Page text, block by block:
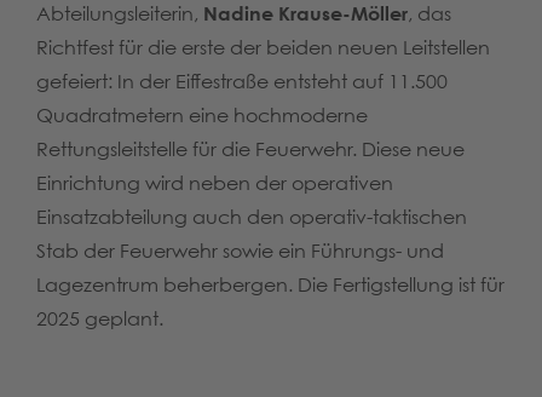
Abteilungsleiterin, Nadine Krause-Möller, das
Richtfest für die erste der beiden neuen Leitstellen
gefeiert: In der Eiffestraße entsteht auf 11.500
Quadratmetern eine hochmoderne
Rettungsleitstelle für die Feuerwehr. Diese neue
Einrichtung wird neben der operativen
Einsatzabteilung auch den operativ-taktischen
Stab der Feuerwehr sowie ein Führungs- und
Lagezentrum beherbergen. Die Fertigstellung ist für
2025 geplant.